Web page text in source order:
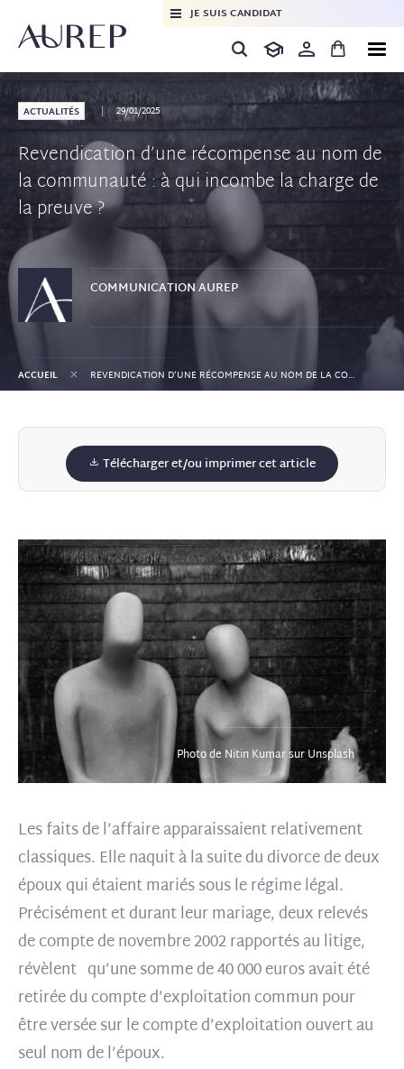
JE SUIS CANDIDAT
ACTUALITÉS 29/01/2025
Revendication d’une récompense au nom de
la communauté : à qui incombe la charge de
la preuve ?
COMMUNICATIONAUREP
ACCUEIL + REVENDICATION D’UNE RÉCOMPENSE AU NOM DE LA COMMUNAUTÉ : À QUI INCOMBE LA CHARGE DE LA PREUVE ?
Télécharger et/ou imprimer cet article
Photo de Nitin Kumar sur Unsplash
Les faits de l’affaire apparaissaient relativement
classiques. Elle naquit à la suite du divorce de deux
époux qui étaient mariés sous le régime légal.
Précisément et durant leur mariage, deux relevés
de compte de novembre 2002 rapportés au litige,
révèlent qu’une somme de 40 000 euros avait été
retirée du compte d’exploitation commun pour
être versée sur le compte d’exploitation ouvert au
seul nom de l’époux.